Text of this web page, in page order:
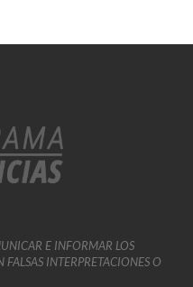
E INFORMAR LOS
INTERPRETACIONES O